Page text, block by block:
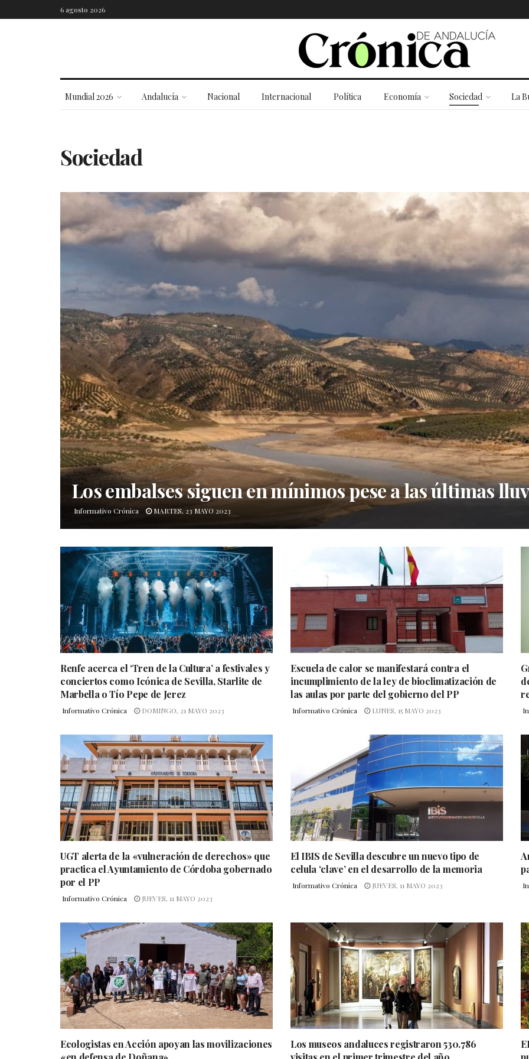
6 agosto 2026
Mundial 2026 Andalucía Nacional Internacional Política Economía Sociedad La
Sociedad
Los embalses siguen en mínimos pese a las últimas
Informativo Crónica MARTES, 23 MAYO 2023
Renfe acerca el ‘Tren de la Cultura’ a festivales y
conciertos como Icónica de Sevilla, Starlite de
Marbella o Tío Pepe de Jerez
Informativo Crónica DOMINGO, 21 MAYO 2023
Escuela de calor se manifestará contra el
incumplimiento de la ley de bioclimatización de
las aulas por parte del gobierno del PP
Informativo Crónica LUNES, 15 MAYO 2023
UGT alerta de la «vulneración de derechos» que
practica el Ayuntamiento de Córdoba gobernado
por el PP
Informativo Crónica JUEVES, 11 MAYO 2023
El IBIS de Sevilla descubre un nuevo tipo de
celula ‘clave’ en el desarrollo de la memoria
Informativo Crónica JUEVES, 11 MAYO 2023
Ecologistas en Acción apoyan las movilizaciones
Los museos andaluces registraron 530.786